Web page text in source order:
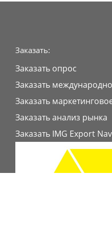
Заказать:
Заказать опрос
Заказать
Заказать
Заказать анализ рынка
Заказать IMG Export